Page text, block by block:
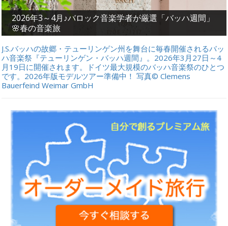
2026年3～4月♪バロック音楽学者が厳選「バッハ週間」
🌸春の音楽旅
J.S.バッハの故郷・テューリンゲン州を舞台に毎春開催されるバッ
ハ音楽祭『テューリンゲン・バッハ週間』。2026年3月27日～4
月19日に開催されます。ドイツ最大規模のバッハ音楽祭のひとつ
です。2026年版モデルツアー準備中！ 写真© Clemens
Bauerfeind Weimar GmbH